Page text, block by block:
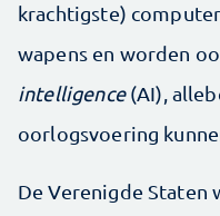
krachtigste)
wapens en worden
intelligence(AI),
oorlogsvoering
De Verenigde Staten